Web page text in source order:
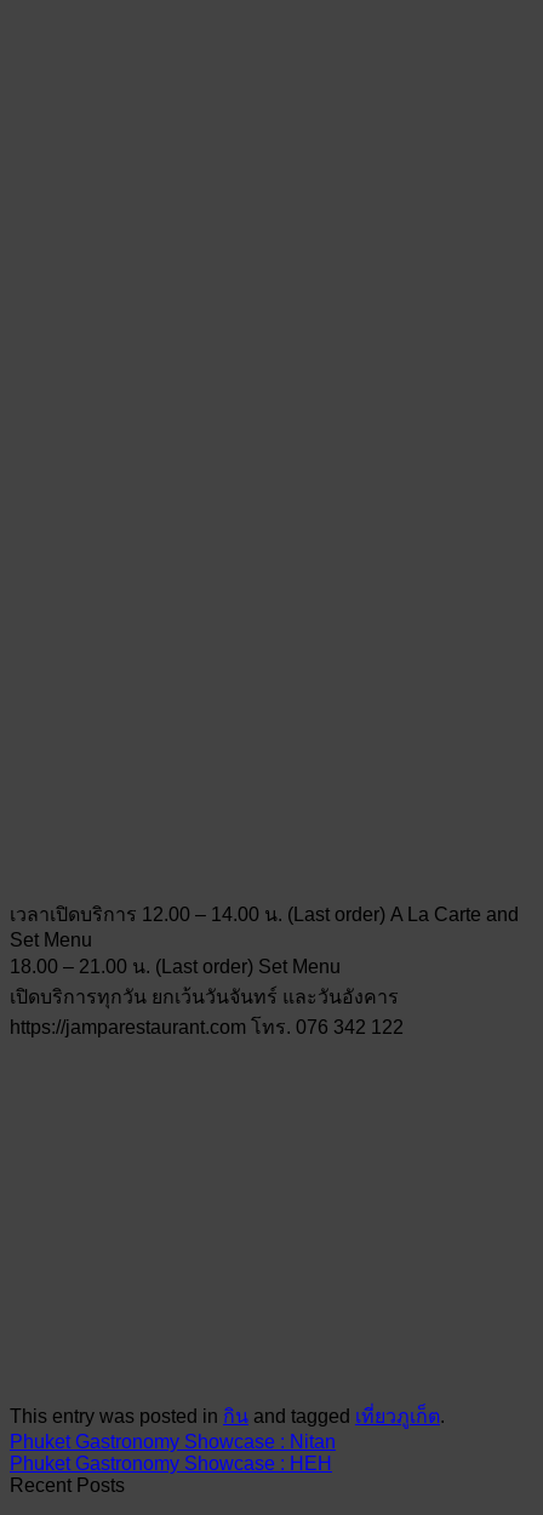
เวลาเปิดบริการ 12.00 – 14.00 น. (Last order) A La Carte and
Set Menu
18.00 – 21.00 น. (Last order) Set Menu
เปิดบริการทุกวัน ยกเว้นวันจันทร์ และวันอังคาร
https://jamparestaurant.com โทร. 076 342 122
This entry was posted in กิน and tagged เที่ยวภูเก็ต.
Phuket Gastronomy Showcase : Nitan
Phuket Gastronomy Showcase : HEH
Recent Posts